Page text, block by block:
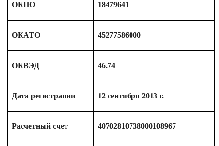
ОКПО 18479641
ОКАТО 45277586000
ОКВЭД 46.74
Дата регистрации 12 сентября 2013 г.
Расчетный счет 40702810738000108967